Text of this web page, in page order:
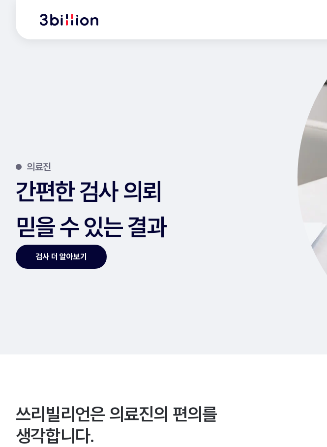
의료진
간편한 검사 의뢰
믿을 수 있는 결과
검사 더 알아보기
쓰리빌리언은 의료진의 편의를
생각합니다.